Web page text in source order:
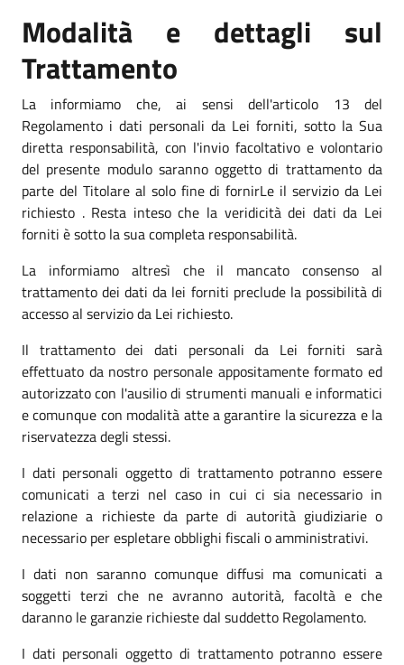
Modalità e dettagli sul
Trattamento
La informiamo che, ai sensi dell'articolo 13 del
Regolamento i dati personali da Lei forniti, sotto la Sua
diretta responsabilità, con l'invio facoltativo e volontario
del presente modulo saranno oggetto di trattamento da
parte del Titolare al solo fine di fornirLe il servizio da Lei
richiesto . Resta inteso che la veridicità dei dati da Lei
forniti è sotto la sua completa responsabilità.
La informiamo altresì che il mancato consenso al
trattamento dei dati da lei forniti preclude la possibilità di
accesso al servizio da Lei richiesto.
Il trattamento dei dati personali da Lei forniti sarà
effettuato da nostro personale appositamente formato ed
autorizzato con l'ausilio di strumenti manuali e informatici
e comunque con modalità atte a garantire la sicurezza e la
riservatezza degli stessi.
I dati personali oggetto di trattamento potranno essere
comunicati a terzi nel caso in cui ci sia necessario in
relazione a richieste da parte di autorità giudiziarie o
necessario per espletare obblighi fiscali o amministrativi.
I dati non saranno comunque diffusi ma comunicati a
soggetti terzi che ne avranno autorità, facoltà e che
daranno le garanzie richieste dal suddetto Regolamento.
I dati personali oggetto di trattamento potranno essere